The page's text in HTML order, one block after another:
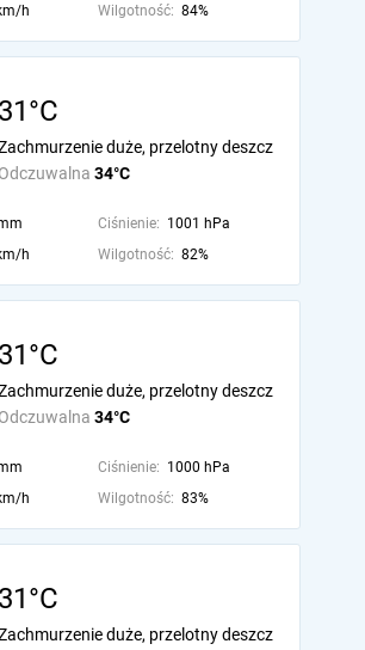
h Wilgotność: 84%
31°C
Odczuwalna 34°C
duże, przelotny deszcz
Ciśnienie: 1001 hPa
h Wilgotność: 82%
31°C
Odczuwalna 34°C
duże, przelotny deszcz
Ciśnienie: 1000 hPa
h Wilgotność: 83%
31°C
duże, przelotny deszcz